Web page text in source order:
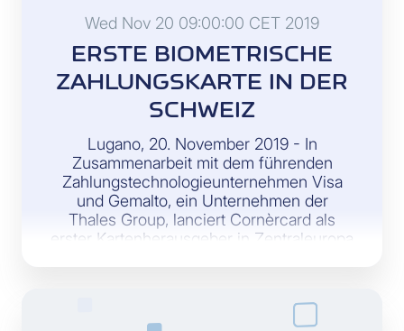
Wed Nov 20 09:00:00 CET 2019
ERSTE BIOMETRISCHE
ZAHLUNGSKARTE IN DER
SCHWEIZ
Lugano, 20. November 2019 - In
Zusammenarbeit mit dem führenden
Zahlungstechnologieunternehmen Visa
und Gemalto, ein Unternehmen der
Thales Group, lanciert Cornèrcard als
erster Kartenherausgeber in Zentraleuropa